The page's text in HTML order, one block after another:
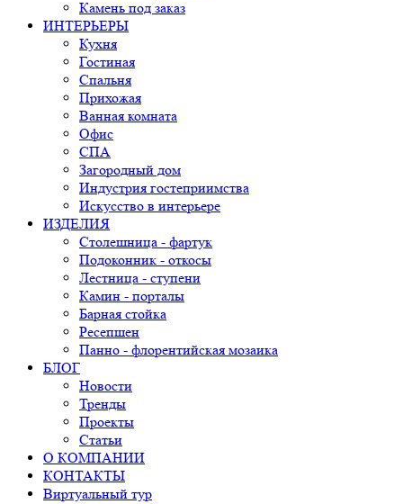
Камень под заказ
ИНТЕРЬЕРЫ
Кухня
Гостиная
Спальня
Прихожая
Ванная комната
Офис
СПА
Загородный дом
Индустрия гостеприимства
Искусство в интерьере
ИЗДЕЛИЯ
Столешница - фартук
Подоконник - откосы
Лестница - ступени
Камин - порталы
Барная стойка
Ресепшен
Панно - флорентийская мозаика
БЛОГ
Новости
Тренды
Проекты
Статьи
О КОМПАНИИ
КОНТАКТЫ
Виртуальный тур